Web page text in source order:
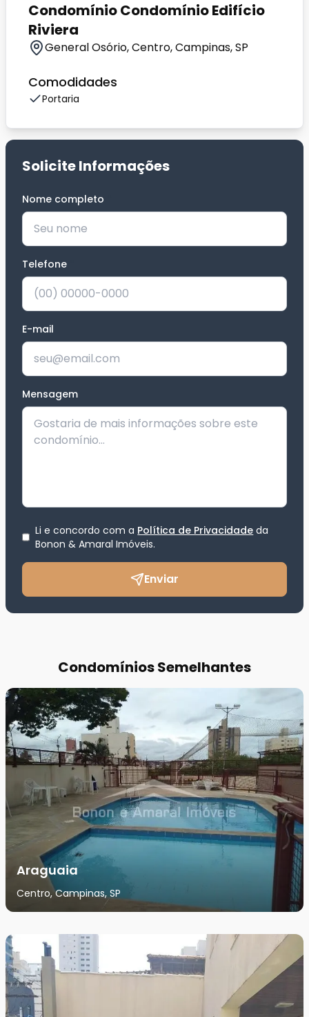
Condomínio Condomínio Edifício
Riviera
General Osório, Centro, Campinas, SP
Comodidades
Portaria
Solicite Informações
Nome completo
Telefone
E-mail
Mensagem
Li e concordo com a Política de Privacidade da
Bonon & Amaral Imóveis.
Enviar
Condomínios Semelhantes
Araguaia
Centro, Campinas, SP